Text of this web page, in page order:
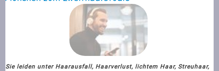
Sie leiden unter Haarausfall, Haarverlust, lichtem Haar, Streuhaar,